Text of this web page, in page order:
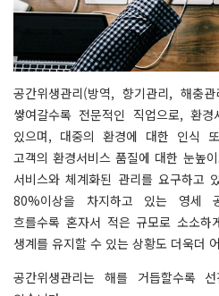
공간위생관리(방역, 향기관리, 해충
쌓여갈수록 전문적인 직업으로, 환
있으며, 대중의 환경에 대한 인식
고객의 환경서비스 품질에 대한 눈높
서비스와 체계화된 관리를 요구하고
80%이상을 차지하고 있는 영세 공
흐를수록 혼자서 적은 규모로 소소
생계를 유지할 수 있는 상황도 더욱더
공간위생관리는 해를 거듭할수록